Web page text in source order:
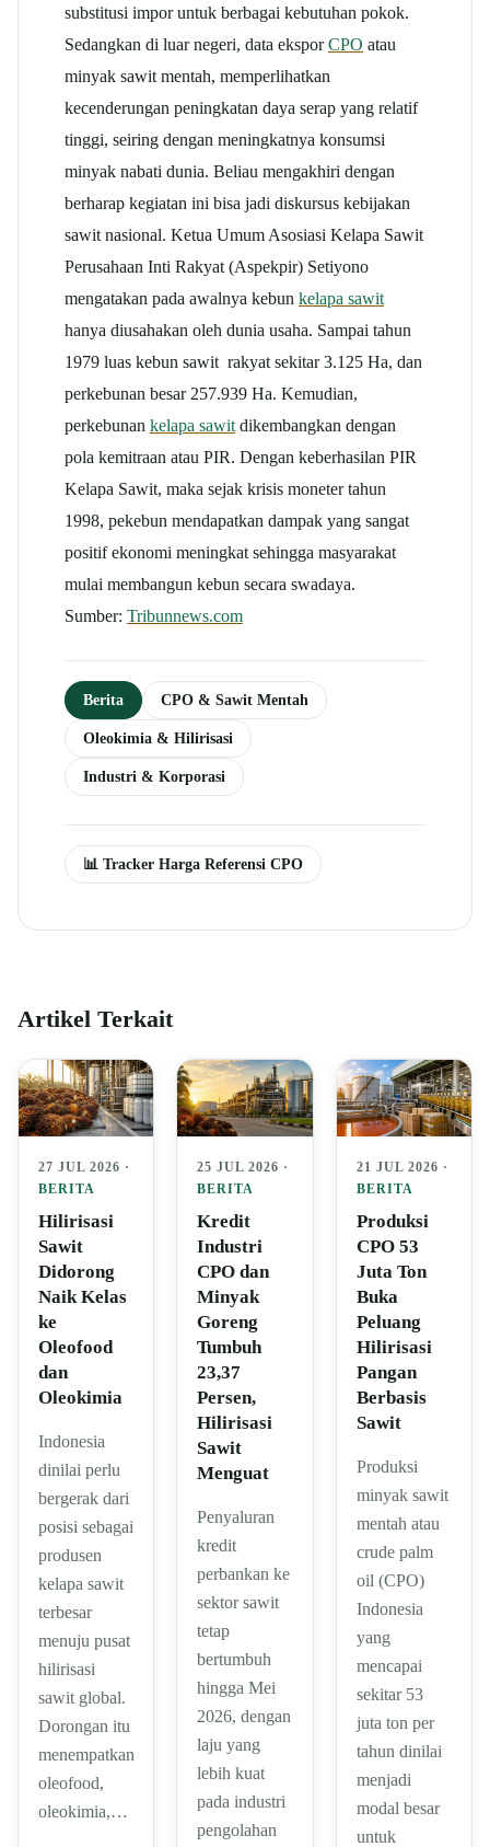
substitusi impor untuk berbagai kebutuhan pokok.
Sedangkan di luar negeri, data eksporCPO atau
minyak sawit mentah, memperlihatkan
kecenderungan peningkatan daya serap yang relatif
tinggi, seiring dengan meningkatnya konsumsi
minyak nabati dunia. Beliau mengakhiri dengan
berharap kegiatan ini bisa jadi diskursus kebijakan
sawit nasional. Ketua Umum Asosiasi Kelapa Sawit
Perusahaan Inti Rakyat (Aspekpir) Setiyono
mengatakan pada awalnya kebun kelapa sawit
hanya diusahakan oleh dunia usaha. Sampai tahun
1979 luas kebun sawit rakyat sekitar 3.125 Ha, dan
perkebunan besar 257.939 Ha. Kemudian,
perkebunan kelapa sawitdikembangkan dengan
pola kemitraan atau PIR. Dengan keberhasilan PIR
Kelapa Sawit, maka sejak krisis moneter tahun
1998, pekebun mendapatkan dampak yang sangat
positif ekonomi meningkat sehingga masyarakat
mulai membangun kebun secara swadaya.
Sumber: Tribunnews.com
Berita CPO & Sawit Mentah
Oleokimia & Hilirisasi
Industri & Korporasi
📊 Tracker Harga Referensi CPO
Artikel Terkait
27 JUL 2026 ·
BERITA
Hilirisasi
Sawit
Didorong
Naik Kelas
ke
Oleofood
dan
Oleokimia
Indonesia
dinilai perlu
bergerak dari
posisi sebagai
produsen
kelapa sawit
terbesar
menuju pusat
hilirisasi
sawit global.
Dorongan itu
menempatkan
oleofood,
oleokimia,…
25 JUL 2026 ·
BERITA
Kredit
Industri
CPO dan
Minyak
Goreng
Tumbuh
23,37
Persen,
Hilirisasi
Sawit
Menguat
Penyaluran
kredit
perbankan ke
sektor sawit
tetap
bertumbuh
hingga Mei
2026, dengan
laju yang
lebih kuat
pada industri
pengolahan
21 JUL 2026 ·
BERITA
Produksi
CPO 53
Juta Ton
Buka
Peluang
Hilirisasi
Pangan
Berbasis
Sawit
Produksi
minyak sawit
mentah atau
crude palm
oil (CPO)
Indonesia
yang
mencapai
sekitar 53
juta ton per
tahun dinilai
menjadi
modal besar
untuk